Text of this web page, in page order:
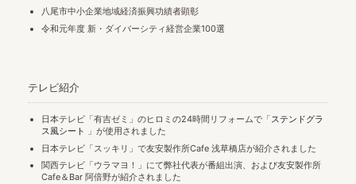
八尾市中小企業地域経済振興功績者顕彰
令和元年度 新・ダイバーシティ経営企業100選
テレビ紹介
日本テレビ「有吉ゼミ」のヒロミの24時間リフォームで「ステンドグラ
ス風シート
」が使用されました
日本テレビ「スッキリ」で友安製作所Cafe 浅草橋店が紹介されました
関西テレビ「ウラマヨ！」にて弊社代表が番組出演、および友安製作所
Cafe＆Bar 阿倍野が紹介されました